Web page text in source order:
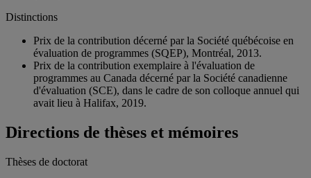
Distinctions
Prix de la contribution décerné par la Société québécoise en
évaluation de programmes (SQEP), Montréal, 2013.
Prix de la contribution exemplaire à l'évaluation de
programmes au Canada décerné par la Société canadienne
d'évaluation (SCE), dans le cadre de son colloque annuel qui
avait lieu à Halifax, 2019.
Directions de thèses et mémoires
Thèses de doctorat